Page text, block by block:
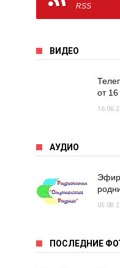
RSS
ВИДЕО
от
АУДИО
Эфир
ПОСЛЕДНИЕ